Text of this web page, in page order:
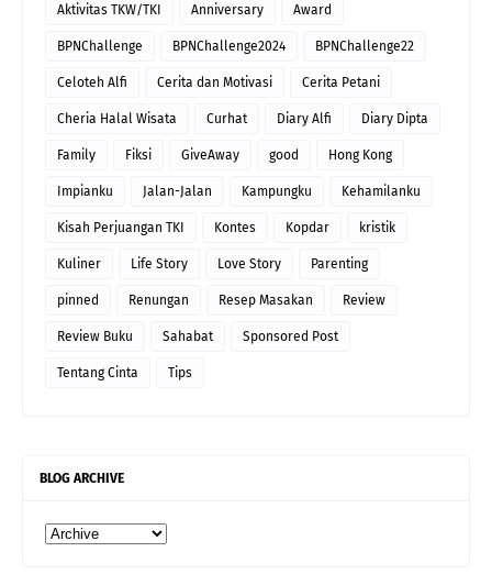
Aktivitas TKW/TKI Anniversary Award
BPNChallenge BPNChallenge2024 BPNChallenge22
Celoteh Alfi Cerita dan Motivasi Cerita Petani
Cheria Halal Wisata Curhat Diary Alfi Diary Dipta
Family Fiksi GiveAway good Hong Kong
Impianku Jalan-Jalan Kampungku Kehamilanku
Kisah Perjuangan TKI Kontes Kopdar kristik
Kuliner Life Story Love Story Parenting
pinned Renungan Resep Masakan Review
Review Buku Sahabat Sponsored Post
Tentang Cinta Tips
BLOG ARCHIVE